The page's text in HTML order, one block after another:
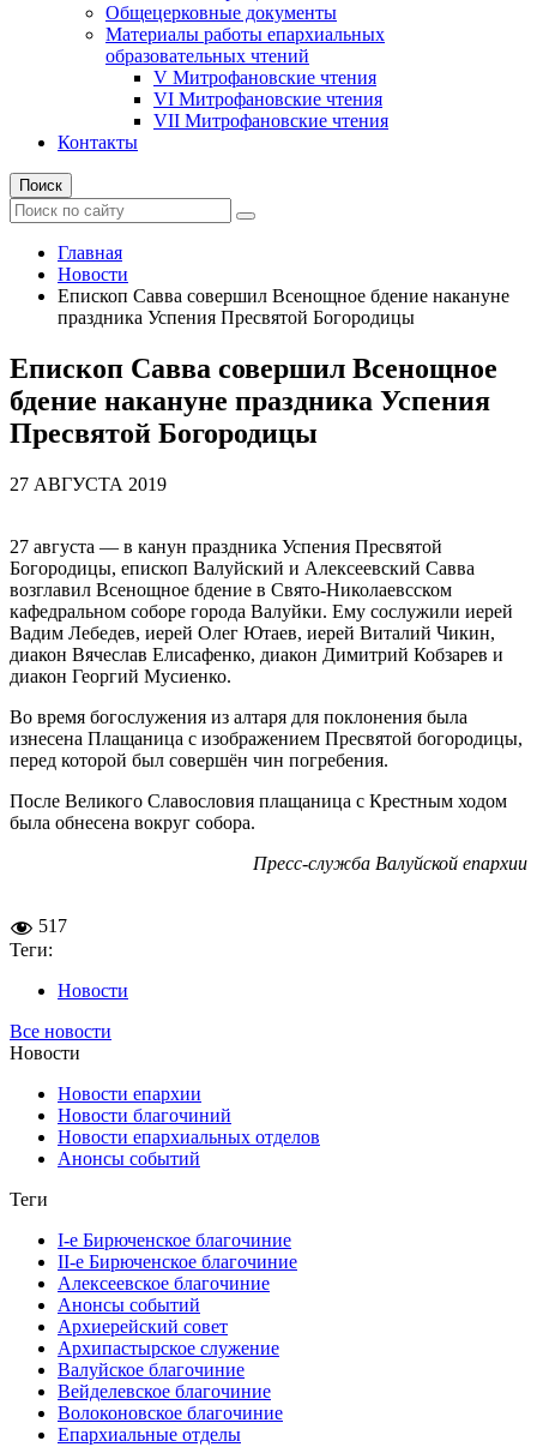
Общецерковные документы
Материалы работы епархиальных
образовательных чтений
V Митрофановские чтения
VI Митрофановские чтения
VII Митрофановские чтения
Контакты
Поиск
Главная
Новости
Епископ Савва совершил Всенощное бдение накануне
праздника Успения Пресвятой Богородицы
Епископ Савва совершил Всенощное
бдение накануне праздника Успения
Пресвятой Богородицы
27 АВГУСТА 2019
27 августа — в канун праздника Успения Пресвятой
Богородицы, епископ Валуйский и Алексеевский Савва
возглавил Всенощное бдение в Свято-Николаевсском
кафедральном соборе города Валуйки. Ему сослужили иерей
Вадим Лебедев, иерей Олег Ютаев, иерей Виталий Чикин,
диакон Вячеслав Елисафенко, диакон Димитрий Кобзарев и
диакон Георгий Мусиенко.
Во время богослужения из алтаря для поклонения была
изнесена Плащаница с изображением Пресвятой богородицы,
перед которой был совершён чин погребения.
После Великого Славословия плащаница с Крестным ходом
была обнесена вокруг собора.
Пресс-служба Валуйской епархии
517
Теги:
Новости
Все новости
Новости
Новости епархии
Новости благочиний
Новости епархиальных отделов
Анонсы событий
Теги
I-е Бирюченское благочиние
II-е Бирюченское благочиние
Алексеевское благочиние
Анонсы событий
Архиерейский совет
Архипастырское служение
Валуйское благочиние
Вейделевское благочиние
Волоконовское благочиние
Епархиальные отделы